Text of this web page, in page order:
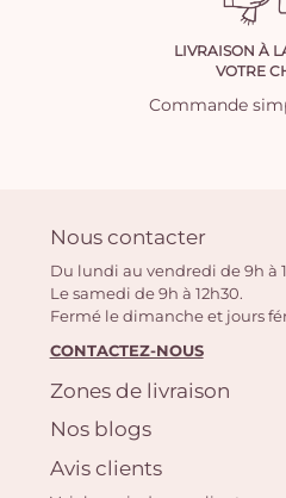
LIVRAISON À
VOTRE
Commande
Nous contacter
Du lundi au vendredi de 9h à
Le samedi de 9h à 12h30.
Fermé le dimanche et jours
CONTACTEZ-NOUS
Zones de livraison
Nos blogs
Avis clients